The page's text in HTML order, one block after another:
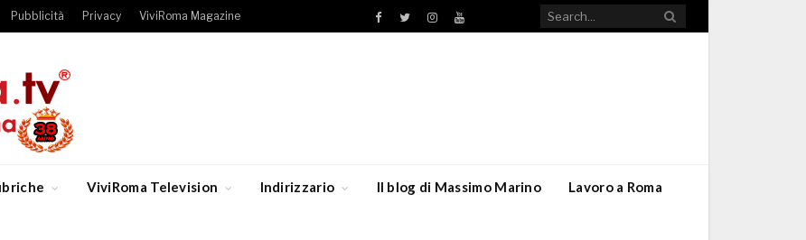
Pubblicità Privacy ViviRoma Magazine Facebook
TwitterInstagramYouTube
ViviRoma Television Indirizzario Il blog di Massimo Marino Lavoro a Roma